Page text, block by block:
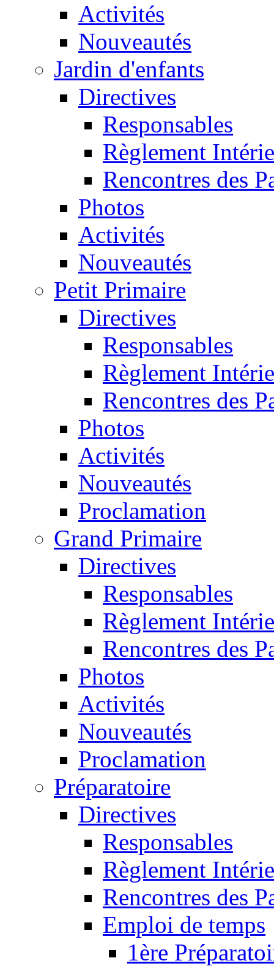
Activités
Nouveautés
Jardin d'enfants
Directives
Responsables
Règlement
Rencontres des
Photos
Activités
Nouveautés
Petit Primaire
Directives
Responsables
Règlement
Rencontres des
Photos
Activités
Nouveautés
Proclamation
Grand Primaire
Directives
Responsables
Règlement
Rencontres des
Photos
Activités
Nouveautés
Proclamation
Préparatoire
Directives
Responsables
Règlement
Rencontres des
Emploi de temps
1ère